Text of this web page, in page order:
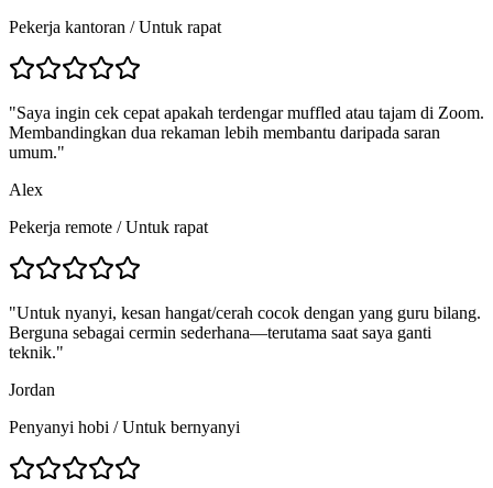
Pekerja kantoran / Untuk rapat
"Saya ingin cek cepat apakah terdengar muffled atau tajam di Zoom.
Membandingkan dua rekaman lebih membantu daripada saran
umum."
Alex
Pekerja remote /Untuk rapat
"Untuk nyanyi, kesan hangat/cerah cocok dengan yang guru bilang.
Berguna sebagai cermin sederhana—terutama saat saya ganti
teknik."
Jordan
Penyanyi hobi /Untuk bernyanyi